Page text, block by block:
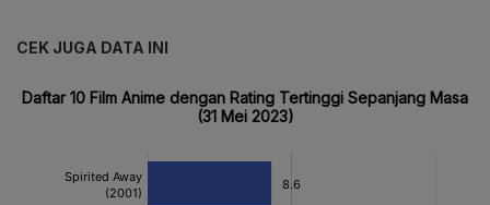
CEK JUGA DATA INI